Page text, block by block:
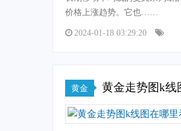
价格上涨趋势。它也……
2024-01-18 03:29:20
黄金 黄金走势图k线